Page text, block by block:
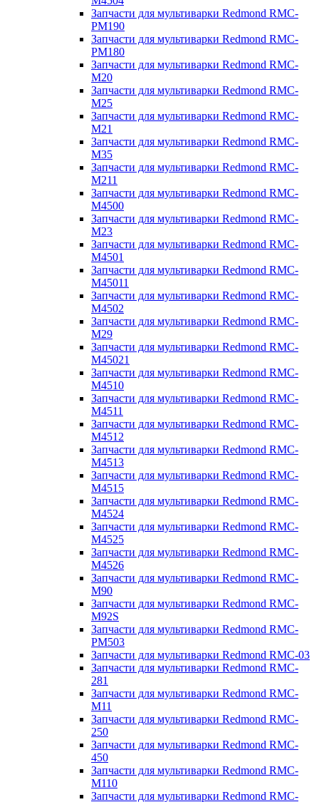
Запчасти для мультиварки Redmond RMC-
PM190
Запчасти для мультиварки Redmond RMC-
PM180
Запчасти для мультиварки Redmond RMC-
M20
Запчасти для мультиварки Redmond RMC-
M25
Запчасти для мультиварки Redmond RMC-
M21
Запчасти для мультиварки Redmond RMC-
M35
Запчасти для мультиварки Redmond RMC-
M211
Запчасти для мультиварки Redmond RMC-
M4500
Запчасти для мультиварки Redmond RMC-
M23
Запчасти для мультиварки Redmond RMC-
M4501
Запчасти для мультиварки Redmond RMC-
M45011
Запчасти для мультиварки Redmond RMC-
M4502
Запчасти для мультиварки Redmond RMC-
M29
Запчасти для мультиварки Redmond RMC-
M45021
Запчасти для мультиварки Redmond RMC-
M4510
Запчасти для мультиварки Redmond RMC-
M4511
Запчасти для мультиварки Redmond RMC-
M4512
Запчасти для мультиварки Redmond RMC-
M4513
Запчасти для мультиварки Redmond RMC-
M4515
Запчасти для мультиварки Redmond RMC-
M4524
Запчасти для мультиварки Redmond RMC-
M4525
Запчасти для мультиварки Redmond RMC-
M4526
Запчасти для мультиварки Redmond RMC-
M90
Запчасти для мультиварки Redmond RMC-
M92S
Запчасти для мультиварки Redmond RMC-
PM503
Запчасти для мультиварки Redmond RMC-03
Запчасти для мультиварки Redmond RMC-
281
Запчасти для мультиварки Redmond RMC-
M11
Запчасти для мультиварки Redmond RMC-
250
Запчасти для мультиварки Redmond RMC-
450
Запчасти для мультиварки Redmond RMC-
M110
Запчасти для мультиварки Redmond RMC-